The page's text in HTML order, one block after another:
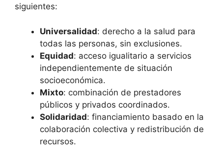
siguientes:
Universalidad: derecho a la salud para
todas las personas, sin exclusiones.
Equidad: acceso igualitario a servicios
independientemente de situación
socioeconómica.
Mixto: combinación de prestadores
públicos y privados coordinados.
Solidaridad: financiamiento basado en la
colaboración colectiva y redistribución de
recursos.